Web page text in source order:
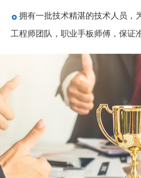
拥有一批技术精湛的技术人员，
工程师团队，职业手板师傅，保证